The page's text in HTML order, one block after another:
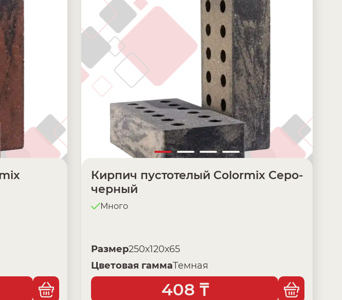
Кирпич пустотелый Colormix Серо-
черный
Много
Размер250х120х65
Цветовая гаммаТемная
408 ₸